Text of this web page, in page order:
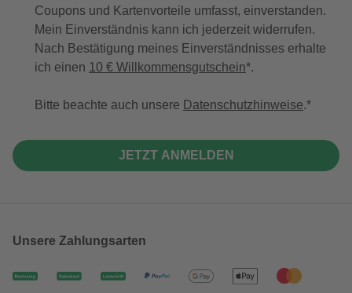
Coupons und Kartenvorteile umfasst, einverstanden.
Mein Einverständnis kann ich jederzeit widerrufen.
Nach Bestätigung meines Einverständnisses erhalte
ich einen 10 € Willkommensgutschein*.
Bitte beachte auch unsere Datenschutzhinweise.
JETZT ANMELDEN
Unsere Zahlungsarten